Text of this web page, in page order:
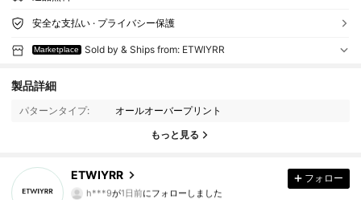
安全な支払い · プライバシー保護
Marketplace Sold by & Ships from: ETWIYRR
製品詳細
パターンタイプ: オールオーバープリント
もっと見る
ETWIYRR
145 フォロワー
4.53
h***9が1日前にフォローしました
フォロー